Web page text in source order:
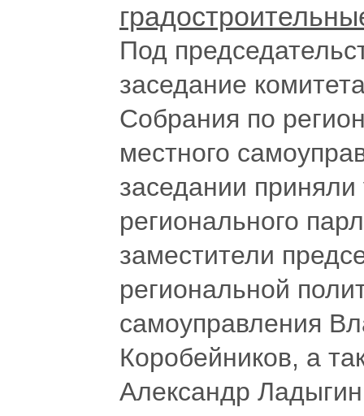
Под
заседание
Собрания по
местного
заседании приняли
регионального
заместители
региональной
самоуправления
Коробейников, а
Александр Ладыгин